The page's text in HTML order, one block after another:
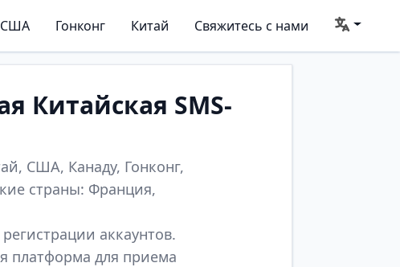
США Гонконг Китай Свяжитесь с нами
Китайская SMS-
США, Канаду, Гонконг,
страны: Франция,
аккаунтов.
платформа для приема